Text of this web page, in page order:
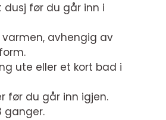
dusj før du går inn i
varmen, avhengig av
ute eller et kort bad i
før du går inn igjen.
ganger.